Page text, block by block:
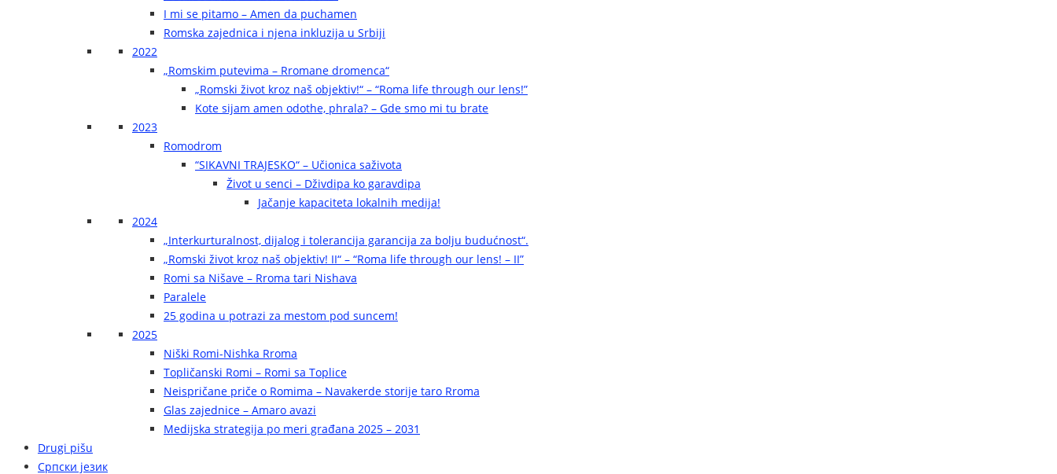
I mi se pitamo – Amen da puchamen
Romska zajednica i njena inkluzija u Srbiji
2022
„Romskim putevima – Rromane dromenca“
„Romski život kroz naš objektiv!“ – “Roma life through our lens!”
Kote sijam amen odothe, phrala? – Gde smo mi tu brate
2023
Romodrom
“SIKAVNI TRAJESKO“ – Učionica saživota
Život u senci – Dživdipa ko garavdipa
Jačanje kapaciteta lokalnih medija!
2024
„Interkurturalnost, dijalog i tolerancija garancija za bolju budućnost“.
„Romski život kroz naš objektiv! II“ – “Roma life through our lens! – II”
Romi sa Nišave – Rroma tari Nishava
Paralele
25 godina u potrazi za mestom pod suncem!
2025
Niški Romi-Nishka Rroma
Topličanski Romi – Romi sa Toplice
Neispričane priče o Romima – Navakerde storije taro Rroma
Glas zajednice – Amaro avazi
Medijska strategija po meri građana 2025 – 2031
Drugi pišu
Српски језик